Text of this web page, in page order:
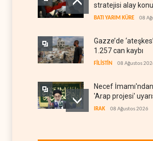
stratejisi alay
BATI YARIM KÜRE 08
Gazze’de
1.257 can kaybı
FİLİSTİN 08 Ağustos
Necef
'Arap projesi'
IRAK 08 Ağustos 2026